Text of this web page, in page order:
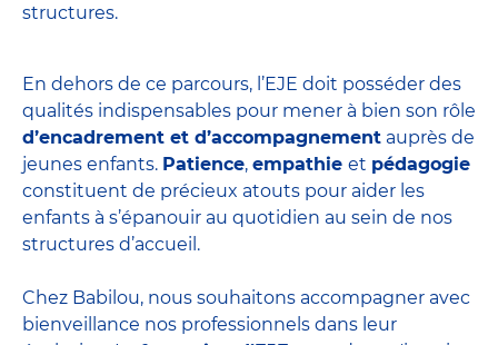
structures.
En dehors de ce parcours, l’EJE doit posséder des
qualités indispensables pour mener à bien son rôle
d’encadrement et d’accompagnement auprès de
jeunes enfants. Patience, empathie et pédagogie
constituent de précieux atouts pour aider les
enfants à s’épanouir au quotidien au sein de nos
structures d’accueil.
Chez Babilou, nous souhaitons accompagner avec
bienveillance nos professionnels dans leur